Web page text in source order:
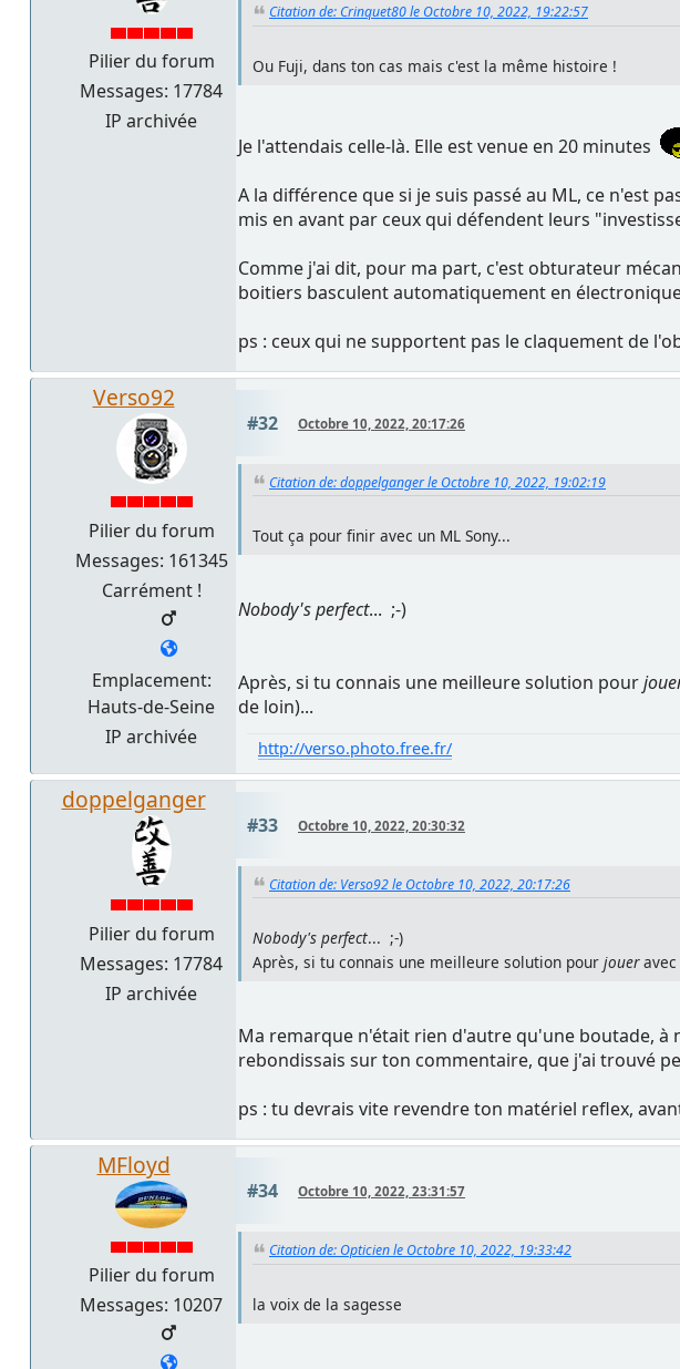
Pilier du forum
Messages: 17784
IP archivée
Citation de: Crinquet80 le Octobre 10, 2022, 19:22:57
Ou Fuji, dans ton cas mais c'est la même histoire !
Je l'attendais celle-là. Elle est venue en 20 minutes
A la différence que si je suis passé au ML, ce n'est
mis en avant par ceux qui défendent leurs
Comme j'ai dit, pour ma part, c'est obturateur
boitiers basculent automatiquement en
ps : ceux qui ne supportent pas le claquement de
Verso92
Pilier du forum
Messages: 161345
Carrément !
Emplacement:
Hauts-de-Seine
IP archivée
#32 Octobre 10, 2022, 20:17:26
Citation de: doppelganger le Octobre 10, 2022, 19:02:19
Tout ça pour finir avec un ML Sony...
Nobody's perfect... ;-)
Après, si tu connais une meilleure solution pour
de loin)...
http://verso.photo.free.fr/
doppelganger
Pilier du forum
Messages: 17784
IP archivée
#33 Octobre 10, 2022, 20:30:32
Citation de: Verso92 le Octobre 10, 2022, 20:17:26
Nobody's perfect... ;-)
Après, si tu connais une meilleure solution pour joueravec
Ma remarque n'était rien d'autre qu'une boutade, à
rebondissais sur ton commentaire, que j'ai trouvé
ps : tu devrais vite revendre ton matériel reflex,
MFloyd
Pilier du forum
Messages: 10207
#34 Octobre 10, 2022, 23:31:57
Citation de: Opticien le Octobre 10, 2022, 19:33:42
la voix de la sagesse